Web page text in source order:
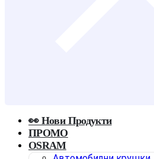
👀 Нови Продукти
ПРОМО
OSRAM